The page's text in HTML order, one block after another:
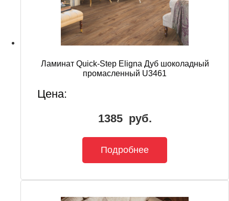
Ламинат Quick-Step Eligna Дуб шоколадный
промасленный U3461
Цена:
1385 руб.
Подробнее